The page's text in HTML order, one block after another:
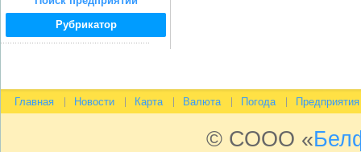
Рубрикатор
Главная Новости Карта Валюта Погода Предприятия
© СООО «